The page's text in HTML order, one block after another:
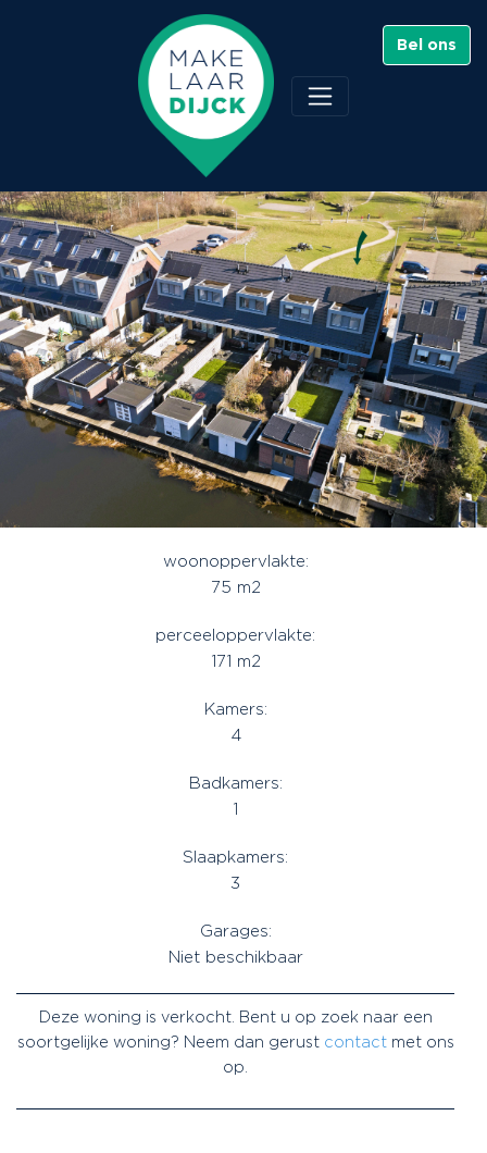
Bel ons
Branding 11 , Alkmaar
Verkocht - €470.000 K.K.
woonoppervlakte:
75 m2
perceeloppervlakte:
171 m2
Kamers:
4
Badkamers:
1
Slaapkamers:
3
Garages:
Niet beschikbaar
Deze woning is verkocht. Bent u op zoek naar een
soortgelijke woning? Neem dan gerust contactmet ons
op.